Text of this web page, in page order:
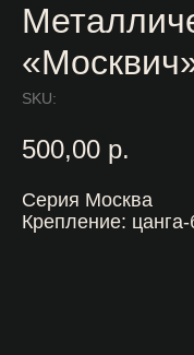
SKU:
500,00 р.
Серия Москва
Крепление: цанга-